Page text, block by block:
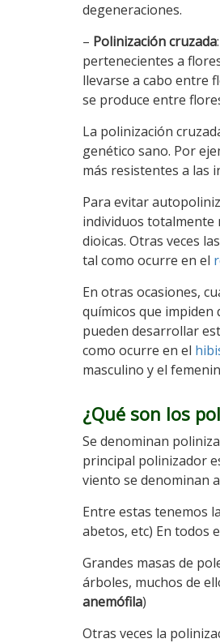
degeneraciones.
– Polinización cruzada
pertenecientes a
llevarse a cabo entre
se produce entre
La polinización
genético sano. Por
más resistentes a las
Para evitar
individuos totalmente
dioicas. Otras veces
tal como ocurre en el
En otras ocasiones,
químicos que
pueden desarrollar
como ocurre en el
masculino y el
¿Qué son los
Se denominan
principal polinizador
viento se denominan
Entre estas tenemos
abetos, etc) En todos
Grandes masas de
árboles, muchos de
anemófila)
Otras veces la